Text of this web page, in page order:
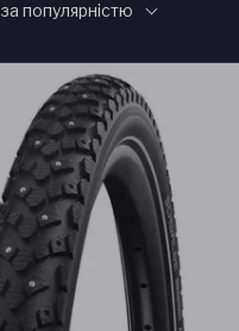
за популярністю